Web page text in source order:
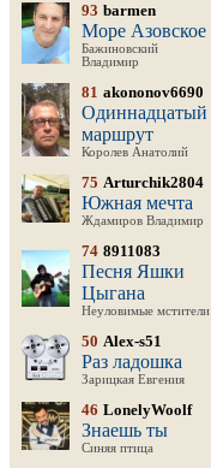
93 barmen
Море Азовское
Бажиновский
Владимир
81 akononov6690
Одиннадцатый
маршрут
Королев Анатолий
75 Arturchik2804
Южная мечта
Ждамиров Владимир
74 8911083
Песня Яшки
Цыгана
Неуловимые мстители
50 Alex-s51
Раз ладошка
Зарицкая Евгения
46 LonelyWoolf
Знаешь ты
Синяя птица